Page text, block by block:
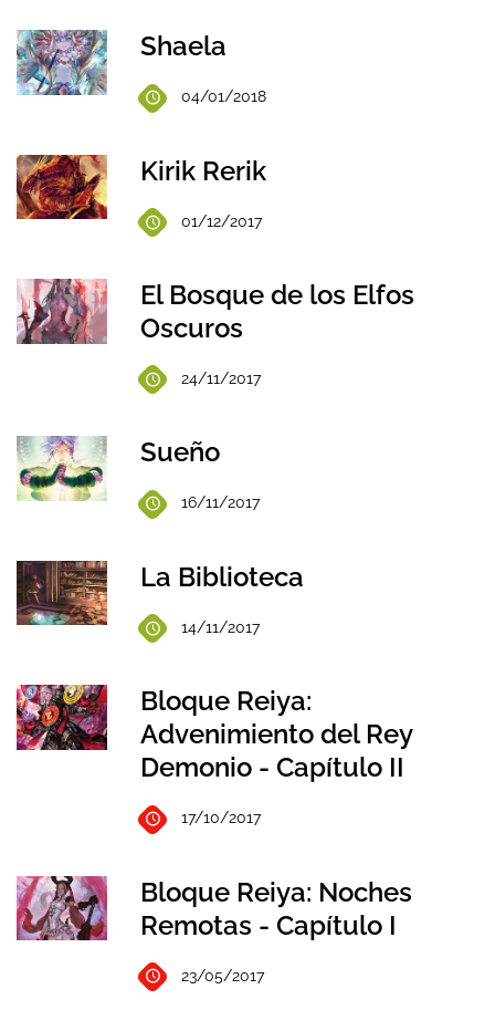
Shaela
04/01/2018
Kirik Rerik
01/12/2017
El Bosque de los Elfos
Oscuros
24/11/2017
Sueño
16/11/2017
La Biblioteca
14/11/2017
Bloque Reiya:
Advenimiento del Rey
Demonio - Capítulo II
17/10/2017
Bloque Reiya: Noches
Remotas - Capítulo I
23/05/2017